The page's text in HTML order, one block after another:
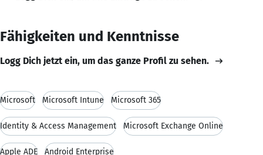
Fähigkeiten und Kenntnisse
Logg Dich jetzt ein, um das ganze Profil zu sehen.
Microsoft Microsoft Intune Microsoft 365
Identity & Access Management Microsoft Exchange Online
Apple ADE Android Enterprise